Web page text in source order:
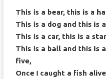
This is a bear, this is a
This is a dog and this is
This is a car, this is a
This is a ball and this is
five,
Once I caught a fish